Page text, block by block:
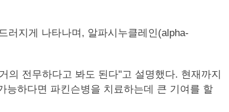
러지게 나타나며, 알파시누클레인(alpha-
의 전무하다고 봐도 된다"고 설명했다. 현재까지
능하다면 파킨슨병을 치료하는데 큰 기여를 할